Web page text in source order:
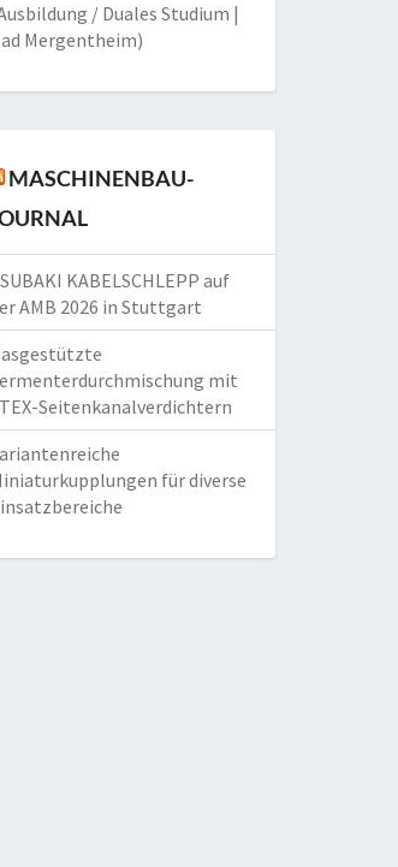
/ Duales Studium |
Mergentheim)
MASCHINENBAU-
KABELSCHLEPP auf
AMB 2026 in Stuttgart
mit
Seitenkanalverdichtern
für diverse